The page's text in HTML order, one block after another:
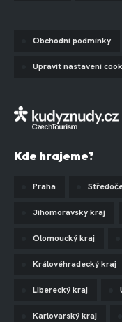
Obchodní podmínky
Upravit nastavení
Kde hrajeme?
Praha
Jihomoravský kraj
Olomoucký kraj
Královéhradecký kraj
Liberecký kraj
Karlovarský kraj